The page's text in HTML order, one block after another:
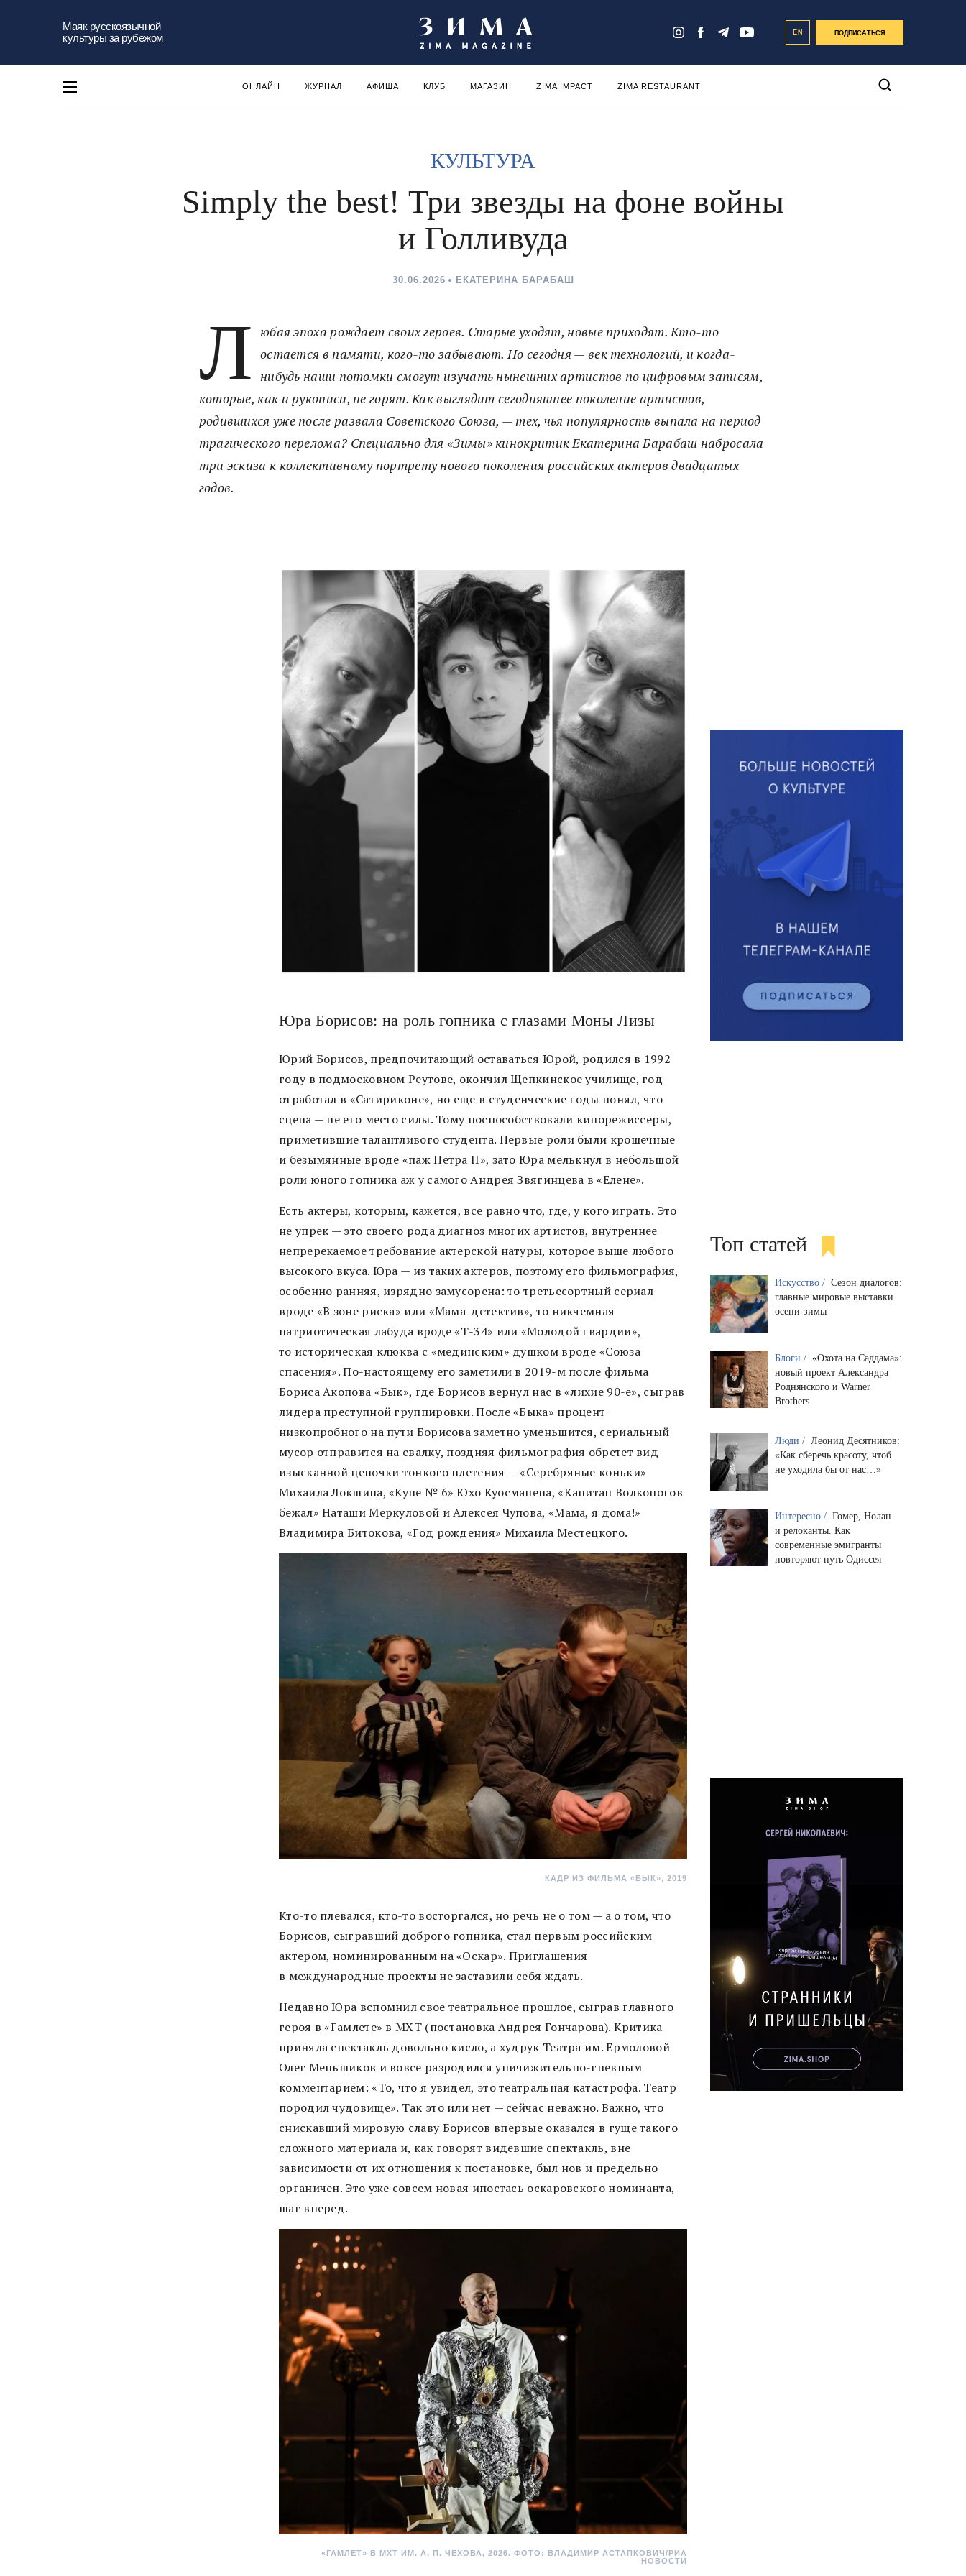
Маяк русскоязычной
культуры за рубежом
EN ПОДПИСАТЬСЯ
ОНЛАЙН ЖУРНАЛ АФИША КЛУБ МАГАЗИН ZIMA IMPACT ZIMA RESTAURANT
КУЛЬТУРА
Simply the best! Три звезды на фоне войны
и Голливуда
30.06.2026 ЕКАТЕРИНА БАРАБАШ
Л юбая эпоха рождает своих героев. Старые уходят, новые приходят. Кто-то
остается в памяти, кого-то забывают. Но сегодня — век технологий, и когда-
нибудь наши потомки смогут изучать нынешних артистов по цифровым записям,
которые, как и рукописи, не горят. Как выглядит сегодняшнее поколение артистов,
родившихся уже после развала Советского Союза, — тех, чья популярность выпала на период
трагического перелома? Специально для «Зимы» кинокритик Екатерина Барабаш набросала
три эскиза к коллективному портрету нового поколения российских актеров двадцатых
годов.
Юра Борисов: на роль гопника с глазами Моны Лизы
Юрий Борисов, предпочитающий оставаться Юрой, родился в 1992
году в подмосковном Реутове, окончил Щепкинское училище, год
отработал в «Сатириконе», но еще в студенческие годы понял, что
сцена — не его место силы. Тому поспособствовали кинорежиссеры,
приметившие талантливого студента. Первые роли были крошечные
и безымянные вроде «паж Петра II», зато Юра мелькнул в небольшой
роли юного гопника аж у самого Андрея Звягинцева в «Елене».
Есть актеры, которым, кажется, все равно что, где, у кого играть. Это
не упрек — это своего рода диагноз многих артистов, внутреннее
непререкаемое требование актерской натуры, которое выше любого
высокого вкуса. Юра — из таких актеров, поэтому его фильмография,
особенно ранняя, изрядно замусорена: то третьесортный сериал
вроде «В зоне риска» или «Мама-детектив», то никчемная
патриотическая лабуда вроде «Т-34» или «Молодой гвардии»,
то историческая клюква с «мединским» душком вроде «Союза
спасения». По-настоящему его заметили в 2019-м после фильма
Бориса Акопова «Бык», где Борисов вернул нас в «лихие 90-е», сыграв
лидера преступной группировки. После «Быка» процент
низкопробного на пути Борисова заметно уменьшится, сериальный
мусор отправится на свалку, поздняя фильмография обретет вид
изысканной цепочки тонкого плетения — «Серебряные коньки»
Михаила Локшина, «Купе № 6» Юхо Куосманена, «Капитан Волконогов
бежал» Наташи Меркуловой и Алексея Чупова, «Мама, я дома!»
Владимира Битокова, «Год рождения» Михаила Местецкого.
КАДР ИЗ ФИЛЬМА «БЫК», 2019
Кто-то плевался, кто-то восторгался, но речь не о том — а о том, что
Борисов, сыгравший доброго гопника, стал первым российским
актером, номинированным на «Оскар». Приглашения
в международные проекты не заставили себя ждать.
Недавно Юра вспомнил свое театральное прошлое, сыграв главного
героя в «Гамлете» в МХТ (постановка Андрея Гончарова). Критика
приняла спектакль довольно кисло, а худрук Театра им. Ермоловой
Олег Меньшиков и вовсе разродился уничижительно-гневным
комментарием: «То, что я увидел, это театральная катастрофа. Театр
породил чудовище». Так это или нет — сейчас неважно. Важно, что
снискавший мировую славу Борисов впервые оказался в гуще такого
сложного материала и, как говорят видевшие спектакль, вне
зависимости от их отношения к постановке, был нов и предельно
органичен. Это уже совсем новая ипостась оскаровского номинанта,
шаг вперед.
«ГАМЛЕТ» В МХТ ИМ. А. П. ЧЕХОВА, 2026. ФОТО: ВЛАДИМИР АСТАПКОВИЧ/РИА
НОВОСТИ
Топ статей
Искусство / Сезон диалогов:
главные мировые выставки
осени-зимы
Блоги / «Охота на Саддама»:
новый проект Александра
Роднянского и Warner
Brothers
Люди / Леонид Десятников:
«Как сберечь красоту, чтоб
не уходила бы от нас…»
Интересно / Гомер, Нолан
и релоканты. Как
современные эмигранты
повторяют путь Одиссея